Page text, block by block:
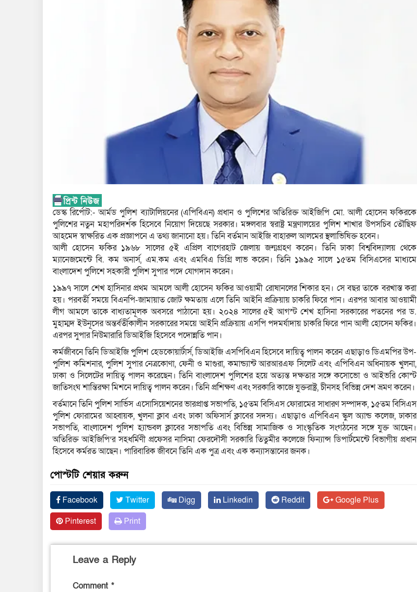
ডেস্ক রির্পোট:- আর্মড পুলিশ ব্যাটালিয়নের (এপিবিএন) প্রধান ও পুলিশের অতিরিক্ত আইজিপি মো. আলী হোসেন ফকিরকে
পুলিশের নতুন মহাপরিদর্শক হিসেবে নিয়োগ দিয়েছে সরকার। মঙ্গলবার স্বরাষ্ট্র মন্ত্রণালয়ের পুলিশ শাখার উপসচিব তৌছিফ
আহমেদ স্বাক্ষরিত এক প্রজ্ঞাপনে এ তথ্য জানানো হয়। তিনি বর্তমান আইজি বাহারুল আলমের স্থলাভিষিক্ত হবেন।
আলী হোসেন ফকির ১৯৬৮ সালের ৫ই এপ্রিল বাগেরহাট জেলায় জন্মগ্রহণ করেন। তিনি ঢাকা বিশ্ববিদ্যালয় থেকে
ম্যানেজমেন্টে বি. কম অনার্স, এম.কম এবং এমবিএ ডিগ্রি লাভ করেন। তিনি ১৯৯৫ সালে ১৫তম বিসিএসের মাধ্যমে
বাংলাদেশ পুলিশে সহকারী পুলিশ সুপার পদে যোগদান করেন।
১৯৯৭ সালে শেখ হাসিনার প্রথম আমলে আলী হোসেন ফকির আওয়ামী রোষানলের শিকার হন। সে বছর তাকে বরখাস্ত করা
হয়। পরবর্তী সময়ে বিএনপি-জামায়াত জোট ক্ষমতায় এলে তিনি আইনি প্রক্রিয়ায় চাকরি ফিরে পান। এরপর আবার আওয়ামী
লীগ আমলে তাকে বাধ্যতামূলক অবসরে পাঠানো হয়। ২০২৪ সালের ৫ই আগস্ট শেখ হাসিনা সরকারের পতনের পর ড.
মুহাম্মদ ইউনূসের অন্তর্বর্তীকালীন সরকারের সময়ে আইনি প্রক্রিয়ায় এসপি পদমর্যাদায় চাকরি ফিরে পান আলী হোসেন ফকির।
এরপর সুপার নিউমারারি ডিআইজি হিসেবে পদোন্নতি পান।
কর্মজীবনে তিনি ডিআইজি পুলিশ হেডকোয়ার্টার্স, ডিআইজি এসপিবিএন হিসেবে দায়িত্ব পালন করেন এছাড়াও ডিএমপির উপ-
পুলিশ কমিশনার, পুলিশ সুপার নেত্রকোণা, ফেনী ও মাগুরা, কমান্ড্যান্ট আরআরএফ সিলেট এবং এপিবিএন অধিনায়ক খুলনা,
ঢাকা ও সিলেটের দায়িত্ব পালন করেছেন। তিনি বাংলাদেশ পুলিশের হয়ে অত্যন্ত দক্ষতার সঙ্গে কসোভো ও আইভরি কোস্ট
জাতিসংঘ শান্তিরক্ষা মিশনে দায়িত্ব পালন করেন। তিনি প্রশিক্ষণ এবং সরকারি কাজে যুক্তরাষ্ট্র, চীনসহ বিভিন্ন দেশ ভ্রমণ করেন।
বর্তমানে তিনি পুলিশ সার্ভিস এসোসিয়েশনের ভারপ্রাপ্ত সভাপতি, ১৫তম বিসিএস ফোরামের সাধারণ সম্পাদক, ১৫তম বিসিএস
পুলিশ ফোরামের আহ্বায়ক, খুলনা ক্লাব এবং ঢাকা অফিসার্স ক্লাবের সদস্য। এছাড়াও এপিবিএন স্কুল অ্যান্ড কলেজ, ঢাকার
সভাপতি, বাংলাদেশ পুলিশ হ্যান্ডবল ক্লাবের সভাপতি এবং বিভিন্ন সামাজিক ও সাংস্কৃতিক সংগঠনের সঙ্গে যুক্ত আছেন।
অতিরিক্ত আইজিপি’র সহধর্মিণী প্রফেসর নাসিমা ফেরদৌসী সরকারি তিতুমীর কলেজে ফিন্যান্স ডিপার্টমেন্টে বিভাগীয় প্রধান
হিসেবে কর্মরত আছেন। পারিবারিক জীবনে তিনি এক পুত্র এবং এক কন্যাসন্তানের জনক।
পোস্টটি শেয়ার করুন
Facebook Twitter Digg Linkedin Reddit
Google Plus
Pinterest
Print
Leave a Reply
Comment *